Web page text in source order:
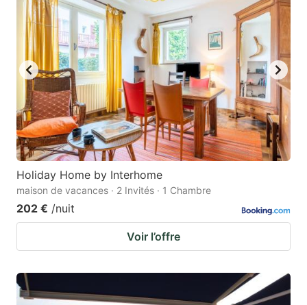
Holiday Home by Interhome
maison de vacances · 2 Invités · 1 Chambre
202 € /nuit
Voir l’offre